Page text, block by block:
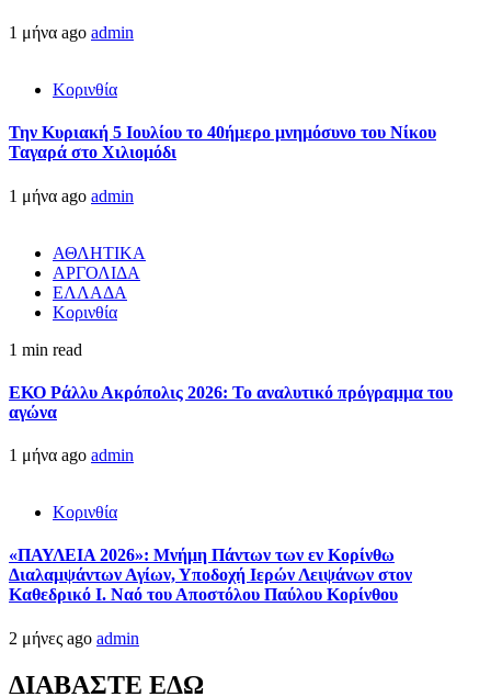
1 μήνα ago admin
Κορινθία
Την Κυριακή 5 Ιουλίου το 40ήμερο μνημόσυνο του Νίκου
Ταγαρά στο Χιλιομόδι
1 μήνα ago admin
ΑΘΛΗΤΙΚΑ
ΑΡΓΟΛΙΔΑ
ΕΛΛΑΔΑ
Κορινθία
1 min read
ΕΚΟ Ράλλυ Ακρόπολις 2026: Το αναλυτικό πρόγραμμα του
αγώνα
1 μήνα ago admin
Κορινθία
«ΠΑΥΛΕΙΑ 2026»: Μνήμη Πάντων των εν Κορίνθω
Διαλαμψάντων Αγίων, Υποδοχή Ιερών Λειψάνων στον
Καθεδρικό Ι. Ναό του Αποστόλου Παύλου Κορίνθου
2 μήνες ago admin
ΔΙΑΒΑΣΤΕ ΕΔΩ